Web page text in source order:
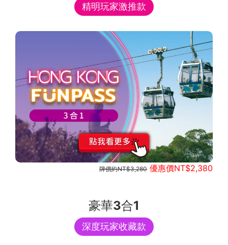
精明玩家激推款
牌價約NT$3,280 優惠價NT$2,380
豪華3合1
深度玩家收藏款